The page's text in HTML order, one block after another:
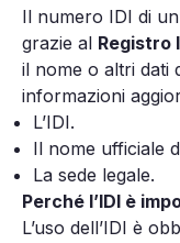
Il numero IDI di
grazie al Registro
il nome o altri dati
informazioni
L’IDI.
Il nome ufficiale
La sede legale.
Perché l’IDI è
L’uso dell’IDI è